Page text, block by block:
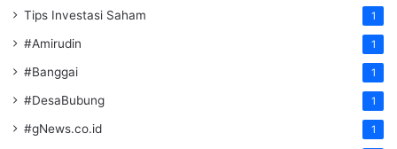
Tips Investasi Saham 1
#Amirudin 1
#Banggai 1
#DesaBubung 1
#gNews.co.id 1